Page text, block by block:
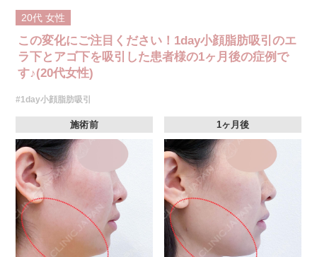
20代 女性
この変化にご注目ください！1day小顔脂肪吸引のエ
ラ下とアゴ下を吸引した患者様の1ヶ月後の症例で
す♪(20代女性)
#1day小顔脂肪吸引
施術前 1ヶ月後